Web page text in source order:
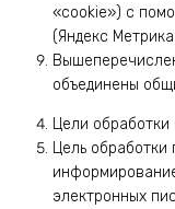
«cookie») с
(Яндекс
объединены
Цели
Цель обработки
электронных